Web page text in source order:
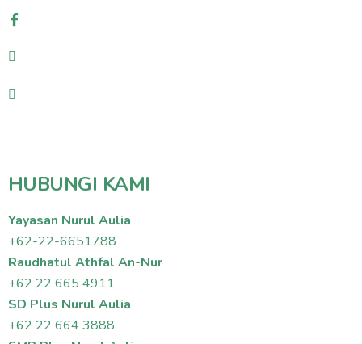
HUBUNGI KAMI
Yayasan Nurul Aulia
+62-22-6651788
Raudhatul Athfal An-Nur
+62 22 665 4911
SD Plus Nurul Aulia
+62 22 664 3888